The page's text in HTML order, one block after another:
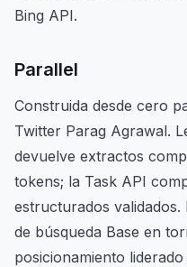
Bing API.
Parallel
Construida desde cero
Twitter Parag Agrawal.
devuelve extractos
tokens; la Task API
estructurados
de búsqueda Base en
posicionamiento